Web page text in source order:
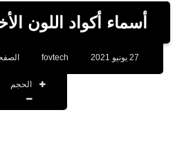
مواقع
اخبار
العاب
أسماء أكواد اللون
fovtech
الحجم